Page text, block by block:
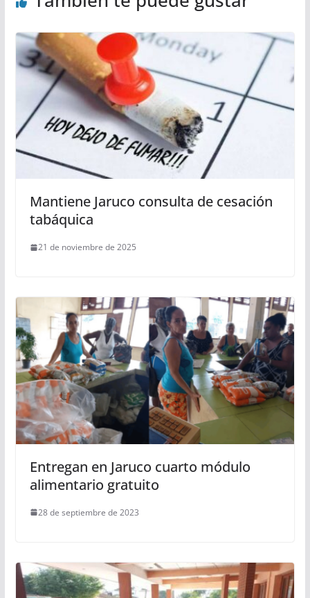
Mantiene Jaruco consulta de cesación
tabáquica
21 de noviembre de 2025
Entregan en Jaruco cuarto módulo
alimentario gratuito
28 de septiembre de 2023